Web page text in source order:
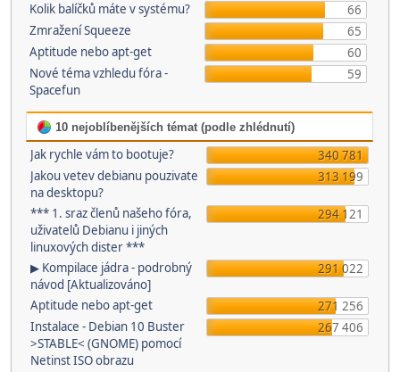
Kolik balíčků máte v systému?
66
Zmražení Squeeze
65
Aptitude nebo apt-get
60
Nové téma vzhledu fóra -
Spacefun
59
10 nejoblíbenějších témat (podle zhlédnutí)
Jak rychle vám to bootuje?
340 781
Jakou vetev debianu pouzivate
na desktopu?
313 199
*** 1. sraz členů našeho fóra,
uživatelů Debianu i jiných
linuxových dister ***
294 121
▶ Kompilace jádra - podrobný
návod [Aktualizováno]
291 022
Aptitude nebo apt-get
271 256
Instalace - Debian 10 Buster
>STABLE< (GNOME) pomocí
Netinst ISO obrazu
267 406